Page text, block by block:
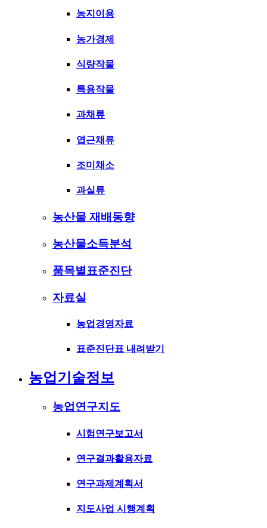
농지이용
농가경제
식량작물
특용작물
과채류
엽근채류
조미채소
과실류
농산물 재배동향
농산물소득분석
품목별표준진단
자료실
농업경영자료
표준진단표 내려받기
농업기술정보
농업연구지도
시험연구보고서
연구결과활용자료
연구과제계획서
지도사업 시행계획